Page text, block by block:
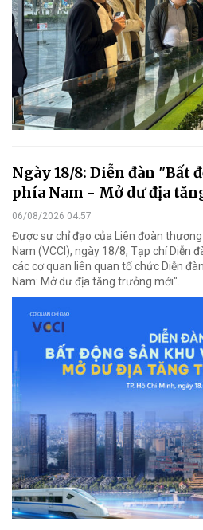
Ngày 18/8: Diễn đàn "Bất
phía Nam - Mở dư địa
06/08/2026 04:57
Được sự chỉ đạo của Liên đoàn
Nam (VCCI), ngày 18/8, Tạp chí Diễn
các cơ quan liên quan tổ chức Diễn
Nam: Mở dư địa tăng trưởng mới".